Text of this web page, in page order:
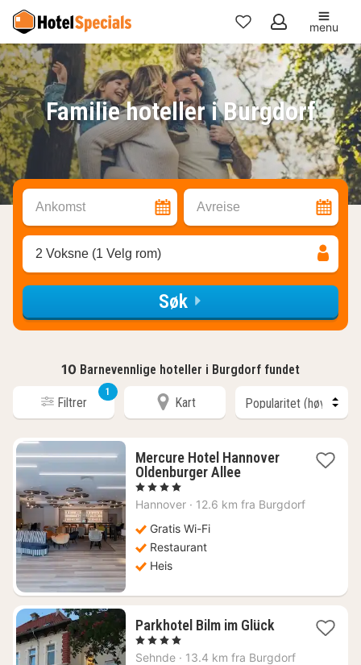
Mine
favoritter
menu
Familie hoteller i Burgdorf
Ankomst Avreise
2 Voksne (1 Velg rom)
Søk
10 Barnevennlige hoteller i Burgdorf fundet
Filtrer
1
Kart
Mercure Hotel Hannover
Oldenburger Allee1
fra
, 4 Stjerner
Hannover · 12.6 km fra Burgdorf
Gratis Wi-Fi
Restaurant
Heis
Parkhotel Bilm im Glück1
fra
, 4 Stjerner
Sehnde · 13.4 km fra Burgdorf